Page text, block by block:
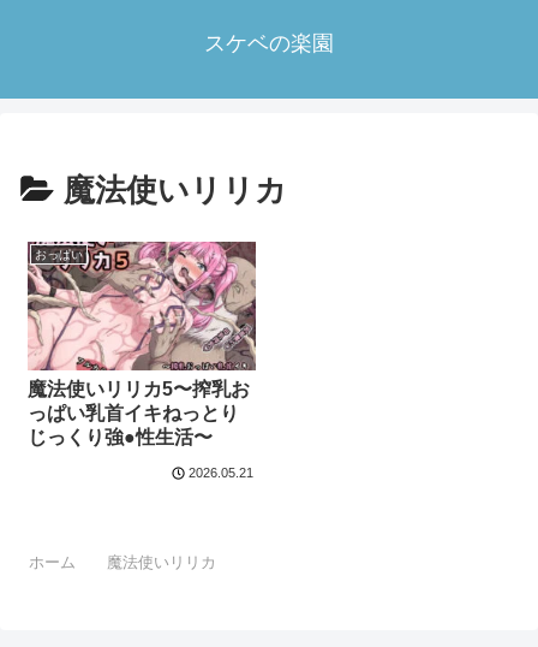
スケベの楽園
魔法使いリリカ
おっぱい
魔法使いリリカ5〜搾乳お
っぱい乳首イキねっとり
じっくり強●性生活〜
2026.05.21
ホーム 魔法使いリリカ